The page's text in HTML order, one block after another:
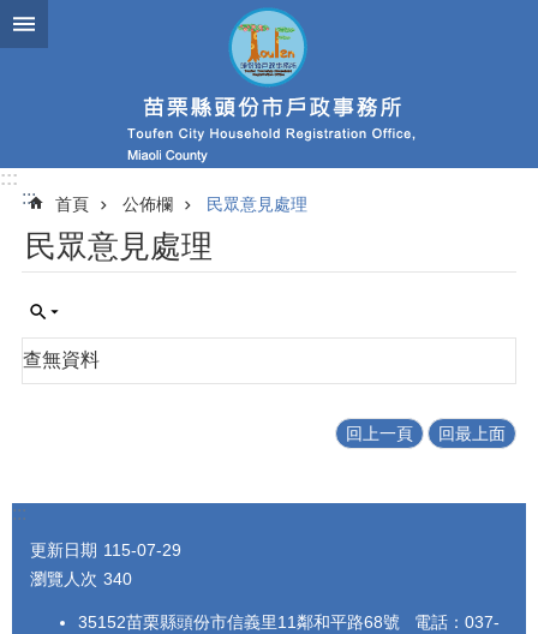
跳到主要內容區塊
:::
:::
首頁 公佈欄 民眾意見處理
民眾意見處理
查無資料
回上一頁 回最上面
:::
更新日期 115-07-29
瀏覽人次 340
35152苗栗縣頭份市信義里11鄰和平路68號 電話：037-